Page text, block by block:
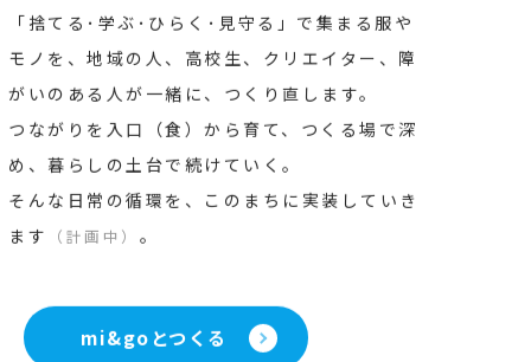
「捨てる･学ぶ･ひらく･見守る」で集まる服や
モノを、地域の人、高校生、クリエイター、障
がいのある人が一緒に、つくり直します。
つながりを入口（食）から育て、つくる場で深
め、暮らしの土台で続けていく。
そんな日常の循環を、このまちに実装していき
ます
（計画中） 。
mi&goとつくる